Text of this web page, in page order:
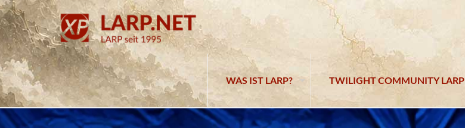
WAS IST LARP? TWILIGHT COMMUNITY LARP